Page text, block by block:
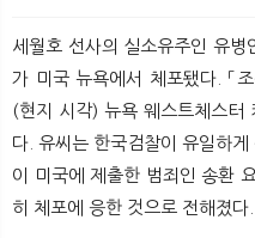
세월호 선사의 실소유주인 유병
가 미국 뉴욕에서 체포됐다. 「
(현지 시각) 뉴욕 웨스트체스터
다. 유씨는 한국검찰이 유일하
이 미국에 제출한 범죄인 송환
히 체포에 응한 것으로 전해졌다.